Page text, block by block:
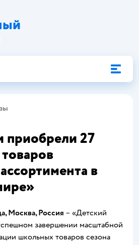
приобрели 27
в
Москва, Россия – «Детский
завершении масштабной
школьных товаров сезона